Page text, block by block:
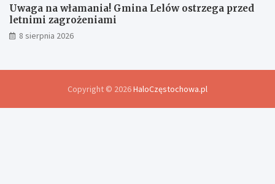
Uwaga na włamania! Gmina Lelów ostrzega przed
letnimi zagrożeniami
8 sierpnia 2026
Copyright © 2026HaloCzęstochowa.pl